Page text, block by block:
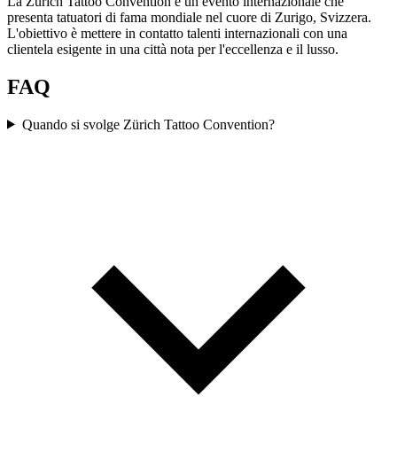
presenta tatuatori di fama mondiale nel cuore di Zurigo, Svizzera.
L'obiettivo è mettere in contatto talenti internazionali con una
clientela esigente in una città nota per l'eccellenza e il lusso.
FAQ
Quando si svolge Zürich Tattoo Convention?